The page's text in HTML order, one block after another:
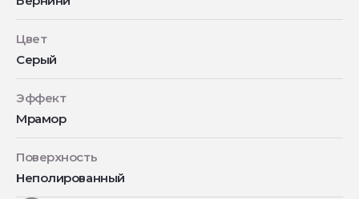
Цвет
Серый
Эффект
Мрамор
Поверхность
Неполированный